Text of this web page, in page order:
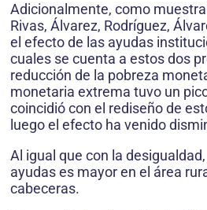
Adicionalmente, como
Rivas, Álvarez, Rodríguez,
el efecto de las ayudas
cuales se cuenta a estos dos
reducción de la pobreza
monetaria extrema tuvo un
coincidió con el rediseño de
luego el efecto ha venido
Al igual que con la
ayudas es mayor en el área
cabeceras.